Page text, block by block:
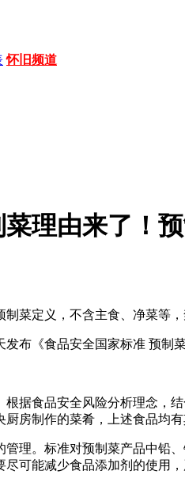
怀旧频道
理由来了！
菜定义，不含主食、净菜等
布《食品安全国家标准 预制
据食品安全风险分析理念，
房制作的菜肴，上述食品均
理。标准对预制菜产品中铅
可能减少食品添加剂的使用